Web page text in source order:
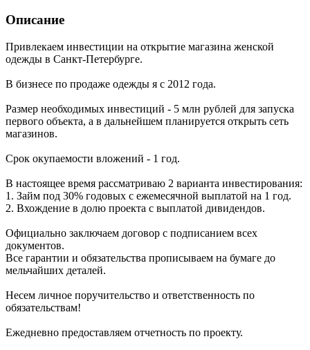
Описание
Привлекаем инвестиции на открытие магазина женской
одежды в Санкт-Петербурге.
В бизнесе по продаже одежды я с 2012 года.
Размер необходимых инвестиций - 5 млн рублей для запуска
первого объекта, а в дальнейшем планируется открыть сеть
магазинов.
Срок окупаемости вложений - 1 год.
В настоящее время рассматриваю 2 варианта инвестирования:
1. Займ под 30% годовых с ежемесячной выплатой на 1 год.
2. Вхождение в долю проекта с выплатой дивидендов.
Официально заключаем договор с подписанием всех
документов.
Все гарантии и обязательства прописываем на бумаге до
мельчайших деталей.
Несем личное поручительство и ответственность по
обязательствам!
Ежедневно предоставляем отчетность по проекту.